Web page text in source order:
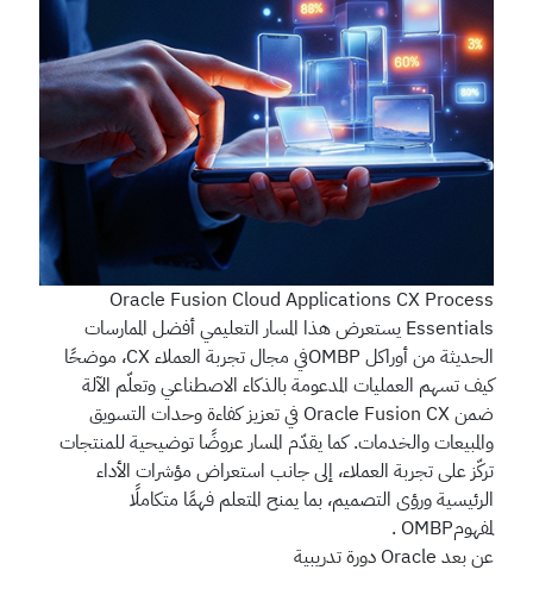
Oracle Fusion Cloud Applications CX Process
Essentials يستعرض هذا المسار التعليمي أفضل الممارسات
الحديثة من أوراكل OMBPفي مجال تجربة العملاء CX، موضحًا
كيف تسهم العمليات المدعومة بالذكاء الاصطناعي وتعلّم الآلة
ضمن Oracle Fusion CX في تعزيز كفاءة وحدات التسويق
والمبيعات والخدمات. كما يقدّم المسار عروضًا توضيحية للمنتجات
تركّز على تجربة العملاء، إلى جانب استعراض مؤشرات الأداء
الرئيسية ورؤى التصميم، بما يمنح المتعلم فهمًا متكاملًا
لمفهومOMBP .
عن بعد Oracle دورة تدريبية